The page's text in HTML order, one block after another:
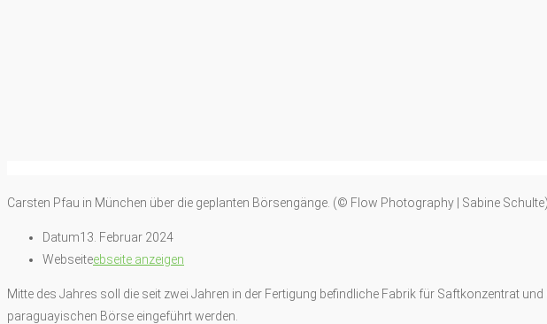
Carsten Pfau in München über die geplanten Börsengänge. (© Flow Photography | Sabine Schulte)
Datum13. Februar 2024
Webseiteebseite anzeigen
Mitte des Jahres soll die seit zwei Jahren in der Fertigung befindliche Fabrik für Saftkonzentrat
paraguayischen Börse eingeführt werden.